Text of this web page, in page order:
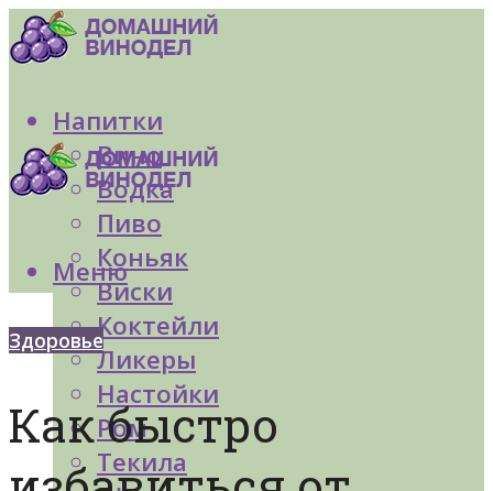
Напитки
Вино
Водка
Пиво
Коньяк
Виски
Коктейли
Ликеры
Настойки
Ром
Текила
Меню
Здоровье
Как быстро